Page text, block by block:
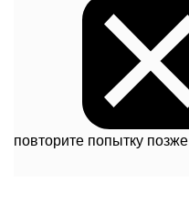
повторите попытку позже